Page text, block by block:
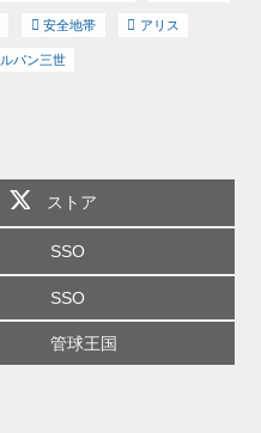
安全地帯 アリス
ルパン三世
ストア
SSO
SSO
管球王国